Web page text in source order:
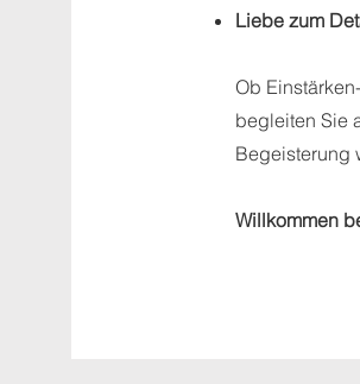
Liebe zum
Ob
begleiten Sie
Begeisterung
Willkommen